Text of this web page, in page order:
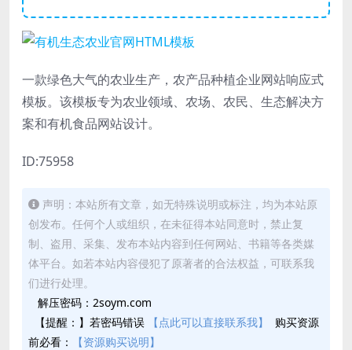
一款绿色大气的农业生产，农产品种植企业网站响应式
模板。该模板专为农业领域、农场、农民、生态解决方
案和有机食品网站设计。
ID:75958
声明：本站所有文章，如无特殊说明或标注，均为本站原
创发布。任何个人或组织，在未征得本站同意时，禁止复
制、盗用、采集、发布本站内容到任何网站、书籍等各类媒
体平台。如若本站内容侵犯了原著者的合法权益，可联系我
们进行处理。
解压密码：2soym.com
【提醒：】若密码错误
【点此可以直接联系我】
购买资源
前必看：
【资源购买说明】